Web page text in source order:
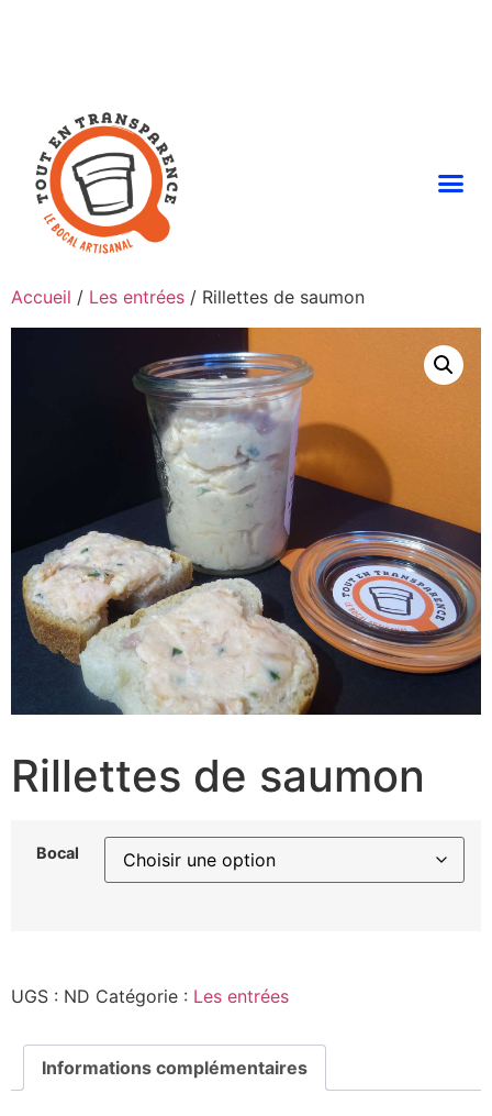
Accueil / Les entrées / Rillettes de saumon
Rillettes de saumon
Bocal
UGS : ND Catégorie : Les entrées
Informations complémentaires